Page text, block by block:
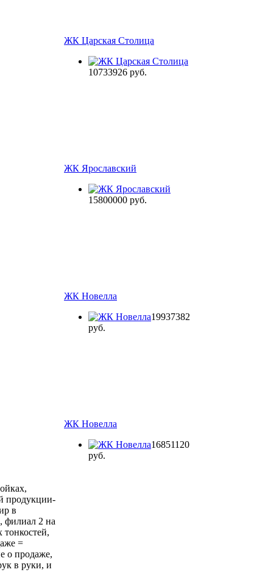
продукции-
в
филиал 2 на
=
о продаже,
в руки, и
ЖК Царская Столица
10733926 руб.
ЖК Ярославский
15800000 руб.
ЖК Новелла
19937382
руб.
ЖК Новелла
16851120
руб.